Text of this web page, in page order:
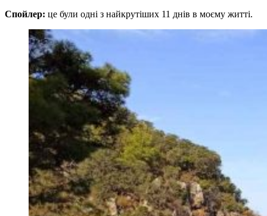
Спойлер: це були одні з найкрутіших 11 днів в моєму житті.